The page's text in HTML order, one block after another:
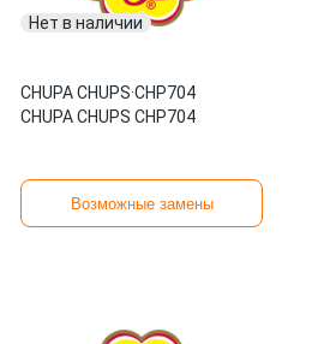
Нет в наличии
CHUPA CHUPS·CHP704
CHUPA CHUPS CHP704
Возможные замены